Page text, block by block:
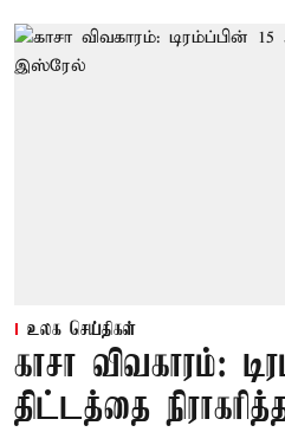
உலக செய்திகள்
காசா விவகாரம்:
திட்டத்தை